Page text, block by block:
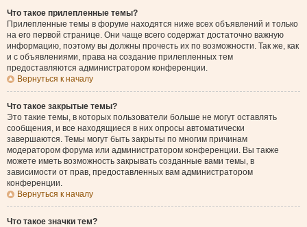
Что такое прилепленные темы?
Прилепленные темы в форуме находятся ниже всех объявлений и только
на его первой странице. Они чаще всего содержат достаточно важную
информацию, поэтому вы должны прочесть их по возможности. Так же, как
и с объявлениями, права на создание прилепленных тем
предоставляются администратором конференции.
Вернуться к началу
Что такое закрытые темы?
Это такие темы, в которых пользователи больше не могут оставлять
сообщения, и все находящиеся в них опросы автоматически
завершаются. Темы могут быть закрыты по многим причинам
модератором форума или администратором конференции. Вы также
можете иметь возможность закрывать созданные вами темы, в
зависимости от прав, предоставленных вам администратором
конференции.
Вернуться к началу
Что такое значки тем?